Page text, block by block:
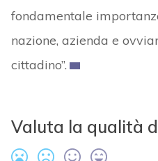
fondamentale
nazione, azienda e
cittadino”.
Valuta la qualità